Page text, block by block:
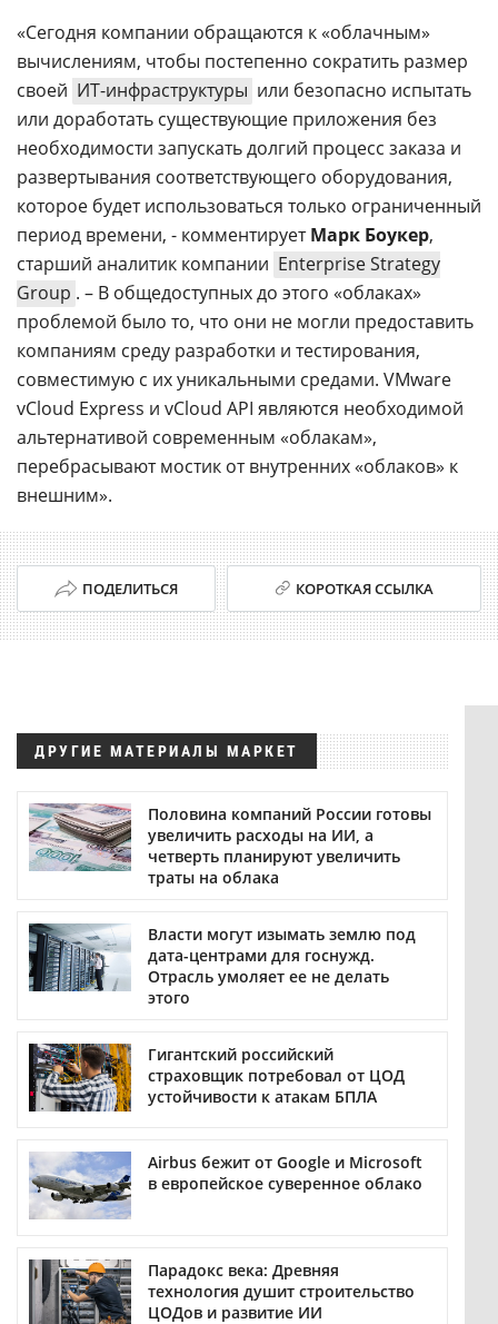
«Сегодня компании обращаются к «облачным»
вычислениям, чтобы постепенно сократить размер
своей ИТ-инфраструктуры или безопасно испытать
или доработать существующие приложения без
необходимости запускать долгий процесс заказа и
развертывания соответствующего оборудования,
которое будет использоваться только ограниченный
период времени, - комментируетМарк Боукер,
старший аналитик компании Enterprise Strategy
Group . – В общедоступных до этого «облаках»
проблемой было то, что они не могли предоставить
компаниям среду разработки и тестирования,
совместимую с их уникальными средами. VMware
vCloud Express и vCloud API являются необходимой
альтернативой современным «облакам»,
перебрасывают мостик от внутренних «облаков» к
внешним».
ПОДЕЛИТЬСЯ КОРОТКАЯ ССЫЛКА
ДРУГИЕ МАТЕРИАЛЫ МАРКЕТ
Половина компаний России готовы
увеличить расходы на ИИ, а
четверть планируют увеличить
траты на облака
Власти могут изымать землю под
дата-центрами для госнужд.
Отрасль умоляет ее не делать
этого
Гигантский российский
страховщик потребовал от ЦОД
устойчивости к атакам БПЛА
Airbus бежит от Google и Microsoft
в европейское суверенное облако
Парадокс века: Древняя
технология душит строительство
ЦОДов и развитие ИИ